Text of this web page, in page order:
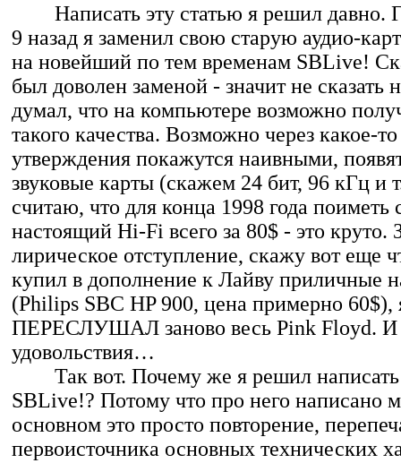
Написать эту статью я решил давно.
9 назад я заменил свою старую аудио-
на новейший по тем временам SBLive!
был доволен заменой - значит не сказать
думал, что на компьютере возможно
такого качества. Возможно через какое-
утверждения покажутся наивными,
звуковые карты (скажем 24 бит, 96 кГц и
считаю, что для конца 1998 года поиметь
настоящий Hi-Fi всего за 80$ - это круто.
лирическое отступление, скажу вот еще
купил в дополнение к Лайву приличные
(Philips SBC HP 900, цена примерно 60$),
ПЕРЕСЛУШАЛ заново весь Pink Floyd. И
удовольствия…
Так вот. Почему же я решил написать
SBLive!? Потому что про него написано
основном это просто повторение,
первоисточника основных технических